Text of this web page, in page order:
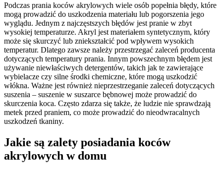
Podczas prania koców akrylowych wiele osób popełnia błędy, które
mogą prowadzić do uszkodzenia materiału lub pogorszenia jego
wyglądu. Jednym z najczęstszych błędów jest pranie w zbyt
wysokiej temperaturze. Akryl jest materiałem syntetycznym, który
może się skurczyć lub zniekształcić pod wpływem wysokich
temperatur. Dlatego zawsze należy przestrzegać zaleceń producenta
dotyczących temperatury prania. Innym powszechnym błędem jest
używanie niewłaściwych detergentów, takich jak te zawierające
wybielacze czy silne środki chemiczne, które mogą uszkodzić
włókna. Ważne jest również nieprzestrzeganie zaleceń dotyczących
suszenia – suszenie w suszarce bębnowej może prowadzić do
skurczenia koca. Często zdarza się także, że ludzie nie sprawdzają
metek przed praniem, co może prowadzić do nieodwracalnych
uszkodzeń tkaniny.
Jakie są zalety posiadania koców
akrylowych w domu